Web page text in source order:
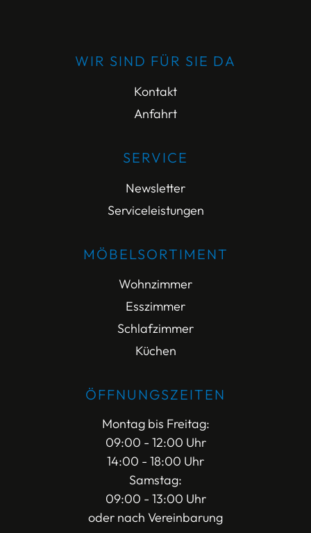
WIR SIND FÜR SIE DA
Kontakt
Anfahrt
SERVICE
Newsletter
Serviceleistungen
MÖBELSORTIMENT
Wohnzimmer
Esszimmer
Schlafzimmer
Küchen
ÖFFNUNGSZEITEN
Montag bis Freitag:
09:00 - 12:00 Uhr
14:00 - 18:00 Uhr
Samstag:
09:00 - 13:00 Uhr
oder nach Vereinbarung